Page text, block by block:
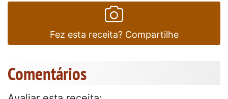
Fez esta receita? Compartilhe
Comentários